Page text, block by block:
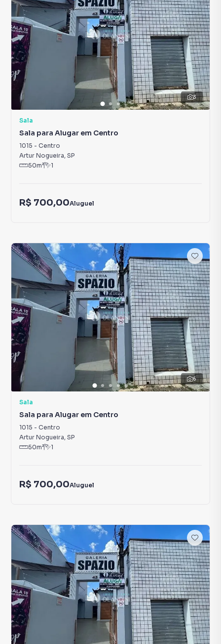
3
Sala
Sala para Alugar em Centro
1015 - Centro
Artur Nogueira, SP
50m² 1
R$ 700,00Aluguel
6
Sala
Sala para Alugar em Centro
1015 - Centro
Artur Nogueira, SP
50m² 1
R$ 700,00Aluguel